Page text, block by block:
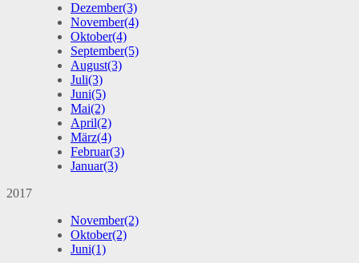
Dezember(3)
November(4)
Oktober(4)
September(5)
August(3)
Juli(3)
Juni(5)
Mai(2)
April(2)
März(4)
Februar(3)
Januar(3)
2017
November(2)
Oktober(2)
Juni(1)